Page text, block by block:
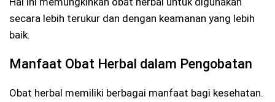
secara lebih terukur dan dengan keamanan yang lebih
baik.
Manfaat Obat Herbal dalam Pengobatan
Obat herbal memiliki berbagai manfaat bagi kesehatan.